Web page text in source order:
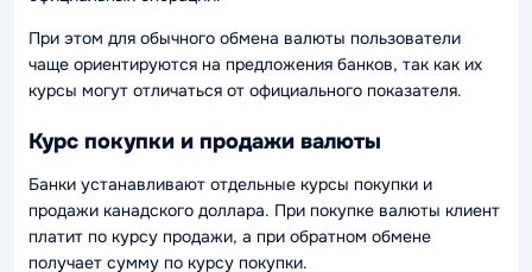
При этом для обычного обмена валюты пользователи
чаще ориентируются на предложения банков, так как их
курсы могут отличаться от официального показателя.
Курс покупки и продажи валюты
Банки устанавливают отдельные курсы покупки и
продажи канадского доллара. При покупке валюты клиент
платит по курсу продажи, а при обратном обмене
получает сумму по курсу покупки.